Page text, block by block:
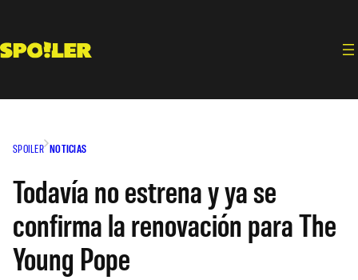
contenido
SPOILER NOTICIAS
Todavía no estrena y ya se
confirma la renovación para The
Young Pope